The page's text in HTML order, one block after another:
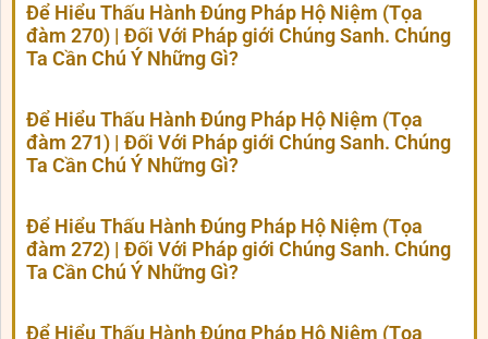
Để Hiểu Thấu Hành Đúng Pháp Hộ Niệm (Tọa
đàm 270) | Đối Với Pháp giới Chúng Sanh. Chúng
Ta Cần Chú Ý Những Gì?
Để Hiểu Thấu Hành Đúng Pháp Hộ Niệm (Tọa
đàm 271) | Đối Với Pháp giới Chúng Sanh. Chúng
Ta Cần Chú Ý Những Gì?
Để Hiểu Thấu Hành Đúng Pháp Hộ Niệm (Tọa
đàm 272) | Đối Với Pháp giới Chúng Sanh. Chúng
Ta Cần Chú Ý Những Gì?
Để Hiểu Thấu Hành Đúng Pháp Hộ Niệm (Tọa